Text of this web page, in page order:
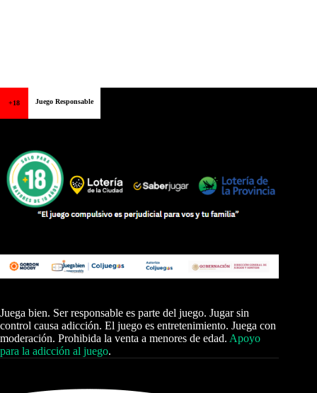
+18 Juego Responsable
Juega bien. Ser responsable es parte del juego. Jugar sin
control causa adicción. El juego es entretenimiento. Juega con
moderación. Prohibida la venta a menores de edad. Apoyo
para la adicción al juego.